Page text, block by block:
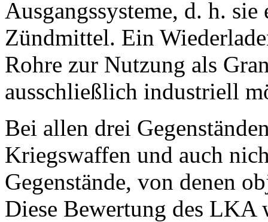
Ausgangssysteme, d. h.
Zündmittel. Ein
Rohre zur Nutzung als
ausschließlich industriell
Bei allen drei
Kriegswaffen und auch
Gegenstände, von denen
Diese Bewertung des LKA